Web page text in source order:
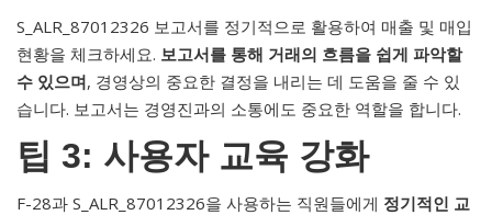
S_ALR_87012326 보고서를 정기적으로 활용하여 매출 및 매입
현황을 체크하세요. 보고서를 통해 거래의 흐름을 쉽게 파악할
수 있으며, 경영상의 중요한 결정을 내리는 데 도움을 줄 수 있
습니다. 보고서는 경영진과의 소통에도 중요한 역할을 합니다.
팁 3: 사용자 교육 강화
F-28과 S_ALR_87012326을 사용하는 직원들에게 정기적인 교